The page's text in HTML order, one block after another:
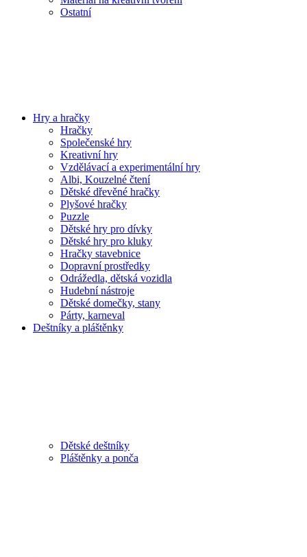
Ostatní
Hry a hračky
Hračky
Společenské hry
Kreativní hry
Vzdělávací a experimentální hry
Albi, Kouzelné čtení
Dětské dřevěné hračky
Plyšové hračky
Puzzle
Dětské hry pro dívky
Dětské hry pro kluky
Hračky stavebnice
Dopravní prostředky
Odrážedla, dětská vozidla
Hudební nástroje
Dětské domečky, stany
Párty, karneval
Deštníky a pláštěnky
Dětské deštníky
Pláštěnky a ponča